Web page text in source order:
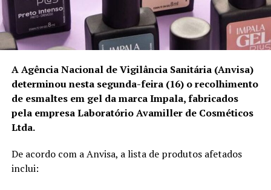
A Agência Nacional de Vigilância Sanitária (Anvisa)
determinou nesta segunda-feira (16) o recolhimento
de esmaltes em gel da marca Impala, fabricados
pela empresa Laboratório Avamiller de Cosméticos
Ltda.
De acordo com a Anvisa, a lista de produtos afetados
inclui: